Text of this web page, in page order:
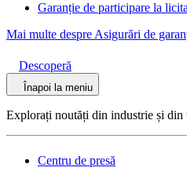
Garanție de participare la
Mai multe despre Asigurări de
Descoperă
Înapoi la meniu
Explorați noutăți din industrie și din
Centru de presă